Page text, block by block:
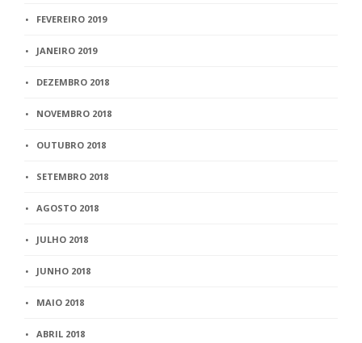
FEVEREIRO 2019
JANEIRO 2019
DEZEMBRO 2018
NOVEMBRO 2018
OUTUBRO 2018
SETEMBRO 2018
AGOSTO 2018
JULHO 2018
JUNHO 2018
MAIO 2018
ABRIL 2018